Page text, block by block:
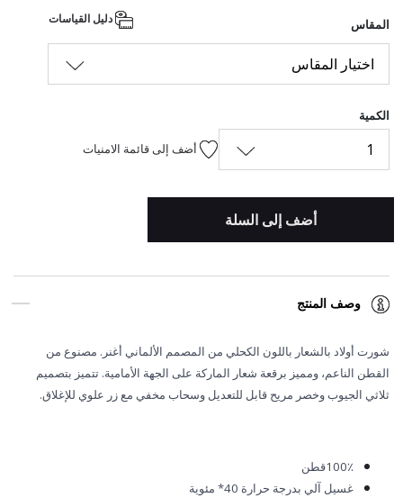
المقاس
اختيار المقاس
الكمية
1 أضف إلى قائمة الامنيات
أضف إلى السلة
وصف المنتج
شورت أولاد بالشعار باللون الكحلي من المصمم الألماني أغنر. مصنوع من
القطن الناعم، ومميز برقعة شعار الماركة على الجهة الأمامية. تتميز بتصميم
ثلاثي الجيوب وخصر مريح قابل للتعديل وسحاب مخفي مع زر علوي للإغلاق.
100٪قطن
غسيل آلي بدرجة حرارة 40* مئوية